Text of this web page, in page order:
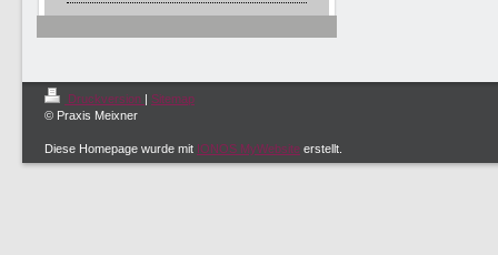
Druckversion | Sitemap
© Praxis Meixner
Diese Homepage wurde mit IONOS MyWebsite erstellt.